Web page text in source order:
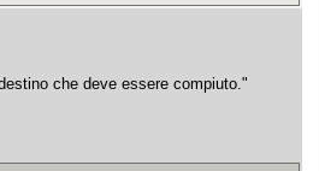
che deve essere compiuto."